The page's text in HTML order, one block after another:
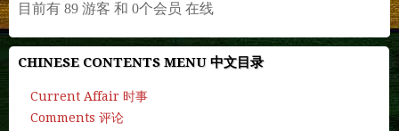
目前有 89 游客 和 0个会员 在线
CHINESE CONTENTS MENU 中文目录
Current Affair 时事
Comments 评论